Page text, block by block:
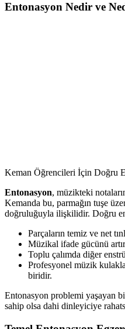
Entonasyon Nedir ve
Keman Öğrencileri İçin Doğru
Entonasyon, müzikteki
Kemanda bu, parmağın tuşe
doğruluğuyla ilişkilidir. Doğru
Parçaların temiz ve net
Müzikal ifade gücünü
Toplu çalımda diğer
Profesyonel müzik
biridir.
Entonasyon problemi yaşayan
sahip olsa dahi dinleyiciye